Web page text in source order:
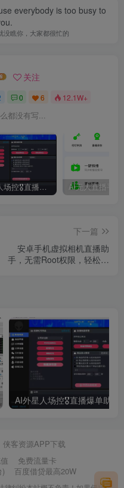
everybody is too busy to
没瞧你，大家都很忙的
关注
0 6 12.1W+
都没有写...
AI外星人场控🎖直播爆单助手，一款专门为直播人打造的直播辅助软件，支持商品带货、KS团购，手机开播、伴侣开播均可
下一篇
安卓手机虚拟相机直播助
手，无需Root权限，轻松实
侠客资源APP下载
值
免费流量卡
) 百度借贷最高20W